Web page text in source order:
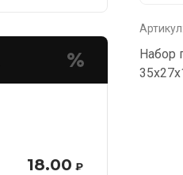
18.00 ₽
Артикул:
Набор